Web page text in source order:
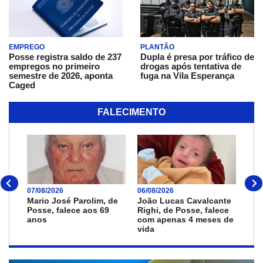
EMPREGO
Posse registra saldo de 237
empregos no primeiro
semestre de 2026, aponta
Caged
PLANTÃO
Dupla é presa por tráfico de
drogas após tentativa de
fuga na Vila Esperança
FALECIMENTO
07/08/2026
Mario José Parolim, de
Posse, falece aos 69
anos
06/08/2026
João Lucas Cavalcante
Righi, de Posse, falece
com apenas 4 meses de
vida
03/